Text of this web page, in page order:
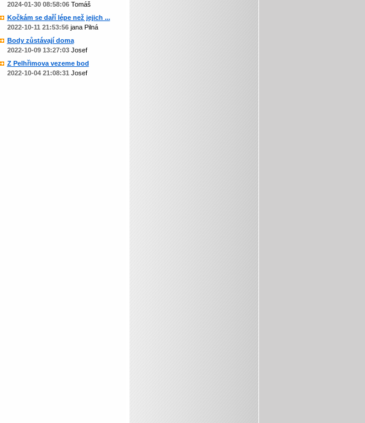
2024-01-30 08:58:06Tomáš
Kočkám se daří lépe než jejich ...
2022-10-11 21:53:56jana Pilná
Body zůstávají doma
2022-10-09 13:27:03Josef
Z Pelhřimova vezeme bod
2022-10-04 21:08:31 Josef